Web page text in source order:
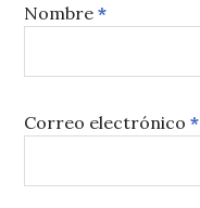
Nombre*
Correo electrónico*